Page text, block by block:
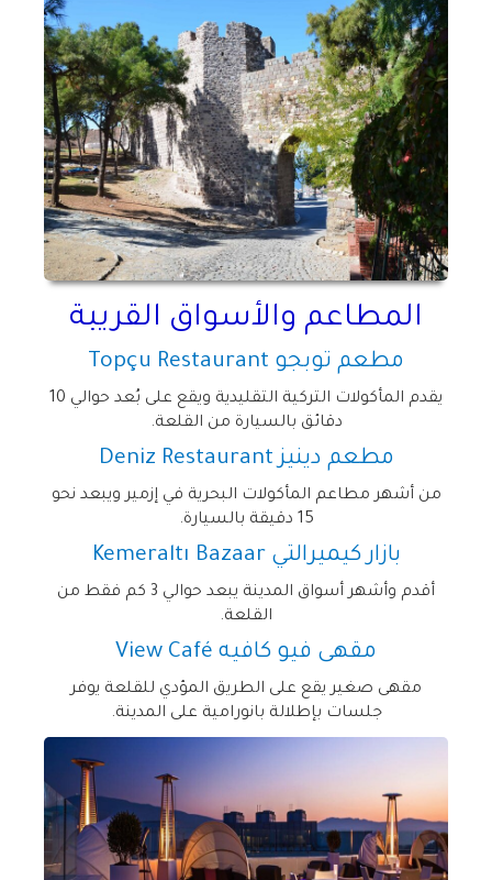
المطاعم والأسواق القريبة
مطعم توبجو Topçu Restaurant
يقدم المأكولات التركية التقليدية ويقع على بُعد حوالي 10
دقائق بالسيارة من القلعة.
مطعم دينيز Deniz Restaurant
من أشهر مطاعم المأكولات البحرية في إزمير ويبعد نحو
15 دقيقة بالسيارة
.
بازار كيميرالتي Kemeraltı Bazaar
أقدم وأشهر أسواق المدينة يبعد حوالي 3 كم فقط من
القلعة.
مقهى فيو كافيه View Café
مقهى صغير يقع على الطريق المؤدي للقلعة يوفر
جلسات بإطلالة بانورامية على المدينة.